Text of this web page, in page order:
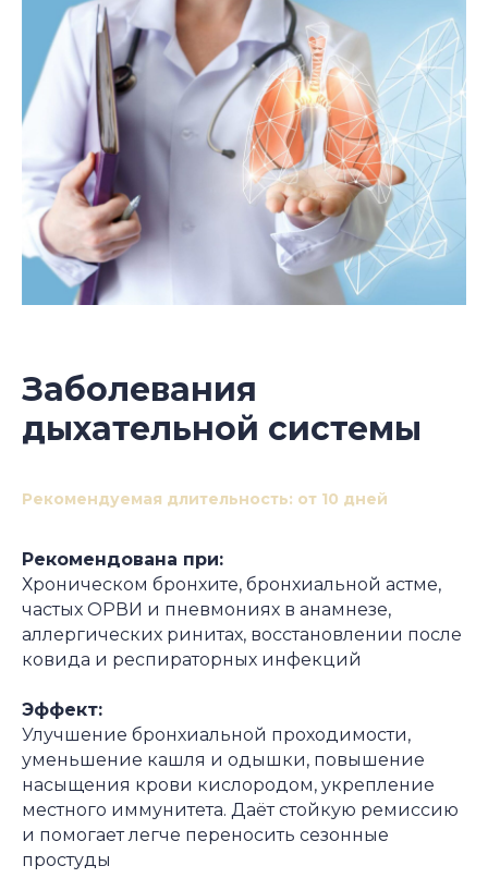
Заболевания
дыхательной системы
Рекомендуемая длительность: от 10 дней
Рекомендована при:
Хроническом бронхите, бронхиальной астме,
частых ОРВИ и пневмониях в анамнезе,
аллергических ринитах, восстановлении после
ковида и респираторных инфекций
Эффект:
Улучшение бронхиальной проходимости,
уменьшение кашля и одышки, повышение
насыщения крови кислородом, укрепление
местного иммунитета. Даёт стойкую ремиссию
и помогает легче переносить сезонные
простуды